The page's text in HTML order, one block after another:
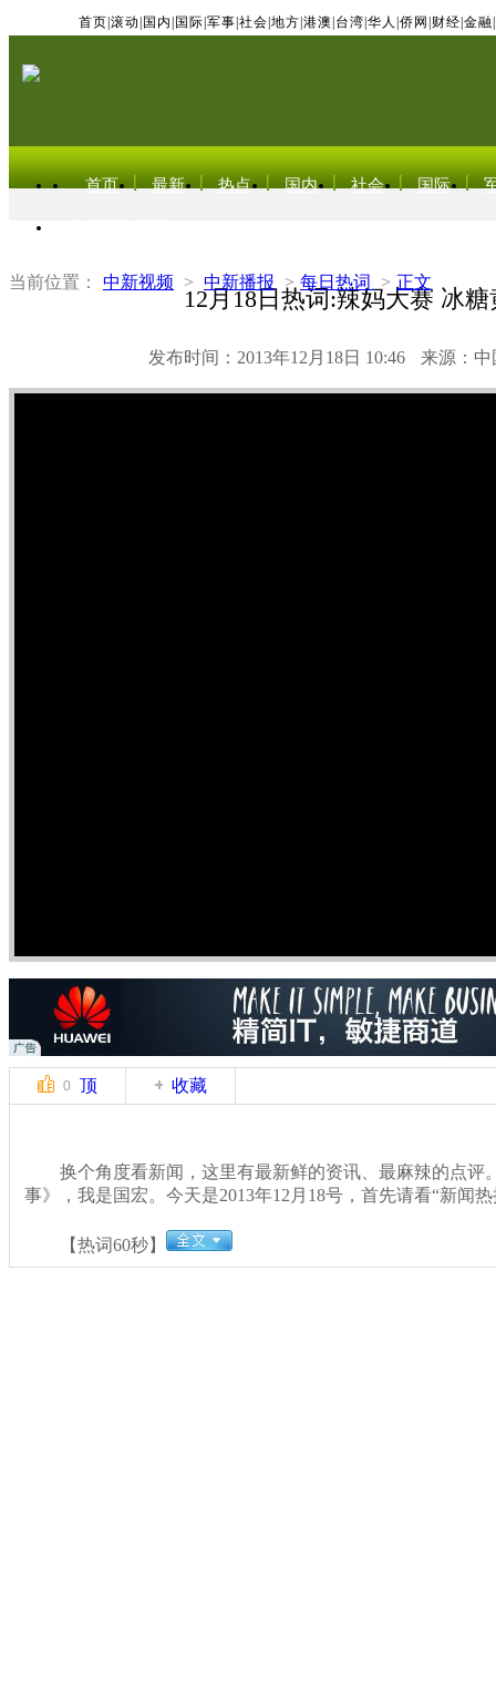
首页 滚动 国内 国际 军事 社会 地方 港澳 台湾 华人 侨网 财经 金融
首页 最新 热点 国内 社会 国际
当前位置： 中新视频 > 中新播报 > 每日热词 > 正文
12月18日热词:辣妈大赛 冰糖
发布时间：2013年12月18日 10:46 来源：中
0 顶 收藏
换个角度看新闻，这里有最新鲜的资讯、最麻辣的点评
事》，我是国宏。今天是2013年12月18号，首先请看“新闻
【热词60秒】